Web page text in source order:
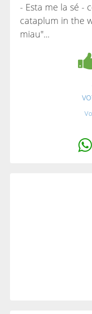
- Esta me la sé -
cataplum in the
miau"...